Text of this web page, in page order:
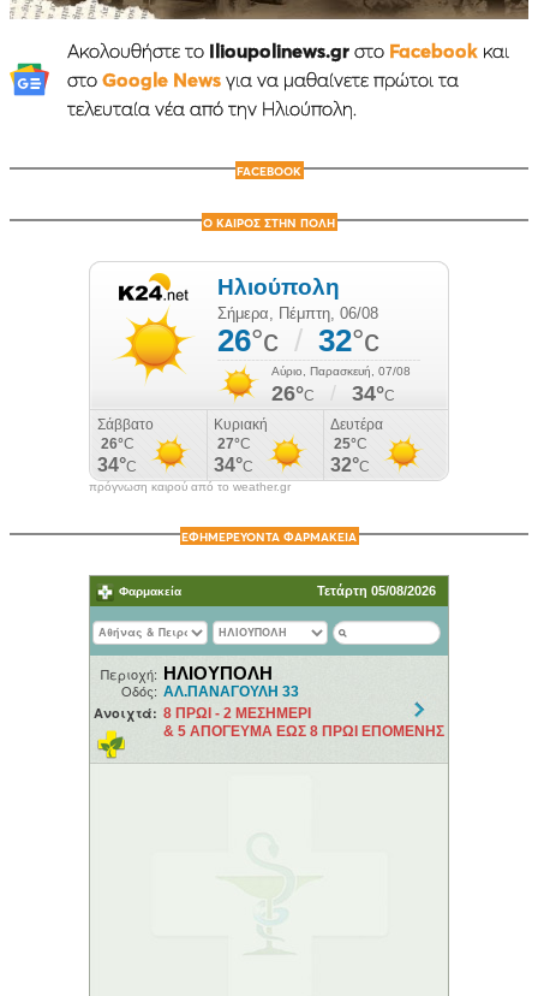
Ακολουθήστε το Ilioupolinews.grστο Facebookκαι
στο Google Newsγια να μαθαίνετε πρώτοι τα
τελευταία νέα από την Ηλιούπολη.
FACEBOOK
Ο ΚΑΙΡΟΣ ΣΤΗΝ ΠΟΛΗ
πρόγνωση καιρού από το weather.gr
ΕΦΗΜΕΡΕΥΟΝΤΑ ΦΑΡΜΑΚΕΙΑ